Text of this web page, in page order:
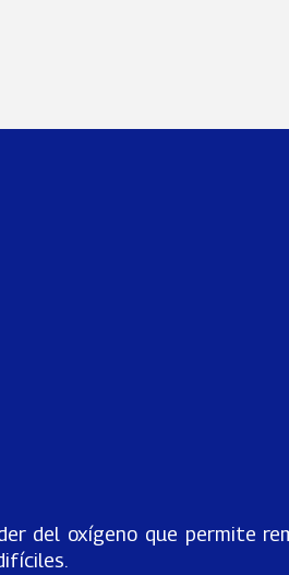
del oxígeno que permite